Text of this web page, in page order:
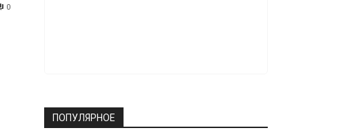
0
ПОПУЛЯРНОЕ